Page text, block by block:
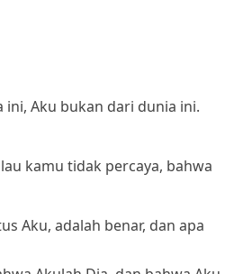
ini, Aku bukan dari dunia ini.
kamu tidak percaya, bahwa
Aku, adalah benar, dan apa